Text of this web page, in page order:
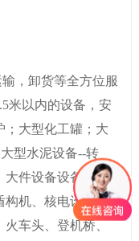
，卸货等全方位服
米以内的设备，安
；大型化工罐；大
型水泥设备--转
大件设备设备，比
构机、核电设备、
火车头、登机桥、